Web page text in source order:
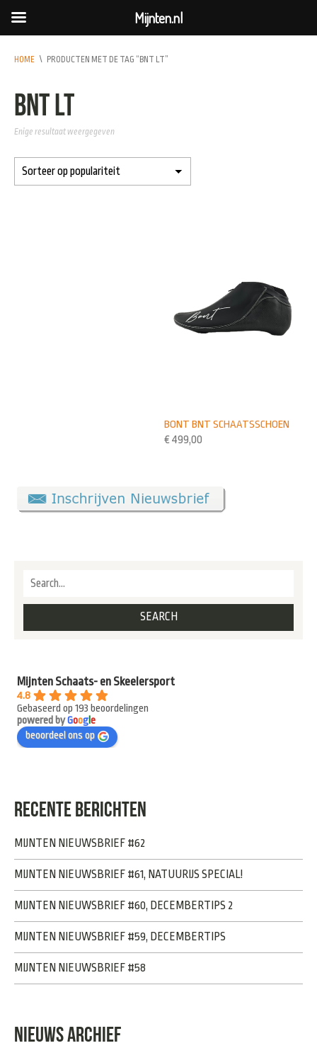
HOME \ PRODUCTEN MET DE TAG “BNT LT”
BNT LT
Enige resultaat weergegeven
BONT BNT SCHAATSSCHOEN
€ 499,00
Mijnten Schaats- en Skeelersport
4.8
Gebaseerd op 193 beoordelingen
powered byGoogle
beoordeel ons op
RECENTE BERICHTEN
MIJNTEN NIEUWSBRIEF #62
MIJNTEN NIEUWSBRIEF #61, NATUURIJS SPECIAL!
MIJNTEN NIEUWSBRIEF #60, DECEMBERTIPS 2
MIJNTEN NIEUWSBRIEF #59, DECEMBERTIPS
MIJNTEN NIEUWSBRIEF #58
NIEUWS ARCHIEF
Mijnten.nl